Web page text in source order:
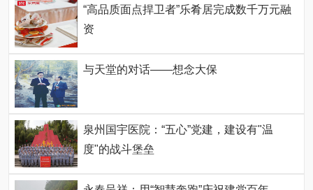
“高品质面点捍卫者”乐肴居完成数千万元融
资
与天堂的对话——想念大保
泉州国宇医院：“五心”党建，建设有"温
度"的战斗堡垒